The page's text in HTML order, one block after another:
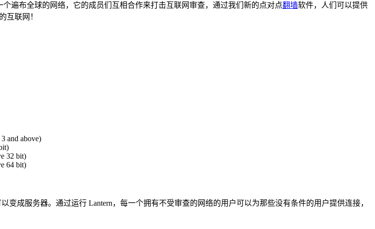
个遍布全球的网络，它的成员们互相合作来打击互联网审查，通过我们新的点对点翻墙软件，人们可以提供
互联网！
and above)
32 bit)
64 bit)
成服务器。通过运行 Lantern，每一个拥有不受审查的网络的用户可以为那些没有条件的用户提供连接，